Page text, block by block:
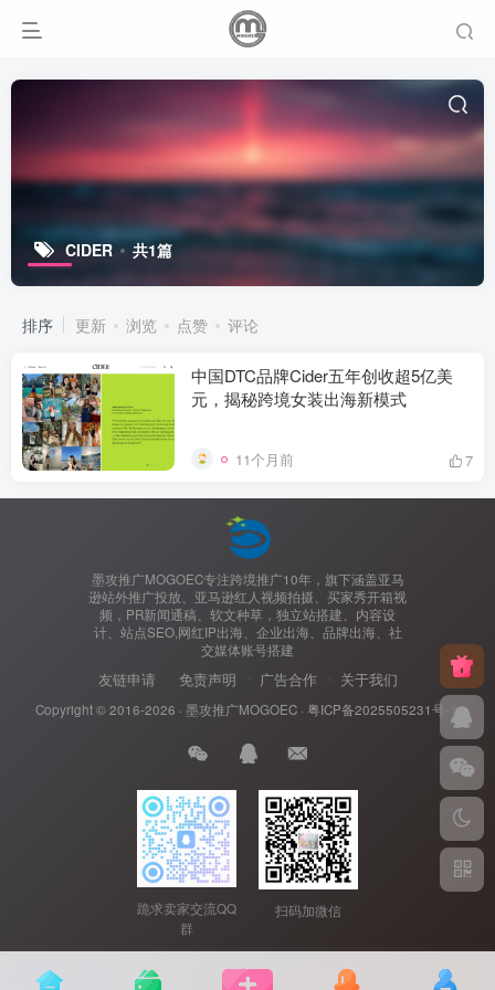
CIDER 共1篇
排序 更新 浏览 点赞 评论
中国DTC品牌Cider五年创收超5亿美
元，揭秘跨境女装出海新模式
11个月前 7
墨攻推广MOGOEC专注跨境推广10年，旗下涵盖亚马
逊站外推广投放、亚马逊红人视频拍摄、买家秀开箱视
频，PR新闻通稿、软文种草，独立站搭建、内容设
计、站点SEO,网红IP出海、企业出海、品牌出海、社
交媒体账号搭建
友链申请 免责声明 广告合作 关于我们
Copyright © 2016-2026 · 墨攻推广MOGOEC· 粤ICP备2025505231号-1.
跪求卖家交流QQ
群
扫码加微信